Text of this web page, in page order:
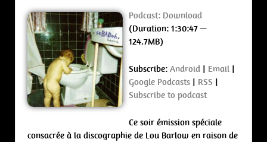
Podcast: Download
(Duration: 1:30:47 —
124.7MB)
Subscribe: Android | Email |
Google Podcasts | RSS |
Subscribe to podcast
Ce soir émission spéciale
consacrée à la discographie de Lou Barlow en raison de